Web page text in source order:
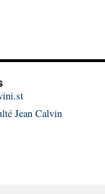
Jean Calvin